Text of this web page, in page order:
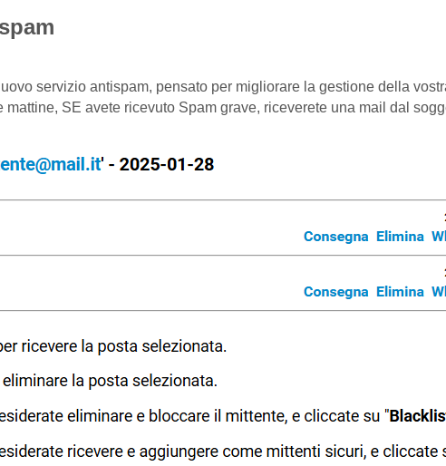
servizio antispam, pensato per migliorare la gestione della
SE avete ricevuto Spam grave, riceverete una mail dal